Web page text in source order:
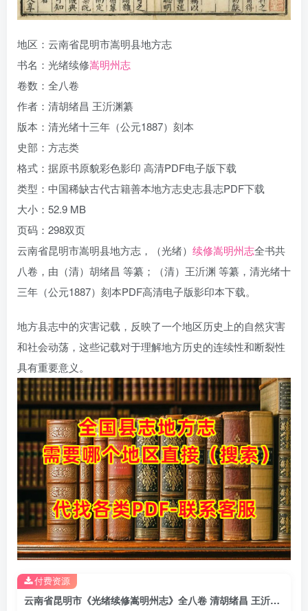
地区：云南省昆明市嵩明县地方志
书名：光绪续修嵩明州志
卷数：全八卷
作者：清胡绪昌 王沂渊纂
版本：清光绪十三年（公元1887）刻本
史部：方志类
格式：据原书原貌彩色影印 高清PDF电子版下载
类型：中国稀缺古代古籍善本地方志史志县志PDF下载
大小：52.9 MB
页码：298双页
云南省昆明市嵩明县地方志，（光绪） 续修嵩明州志全书共
八卷，由（清）胡绪昌 等纂；（清）王沂渊 等纂，清光绪十
三年（公元1887）刻本PDF高清电子版影印本下载。
地方县志中的灾害记载，反映了一个地区历史上的自然灾害
和社会动荡，这些记载对于理解地方历史的连续性和断裂性
具有重要意义。
云南省昆明市《光绪续修嵩明州志》全八卷 清胡绪昌 王沂渊纂PDF电子版地方志下载
付费资源